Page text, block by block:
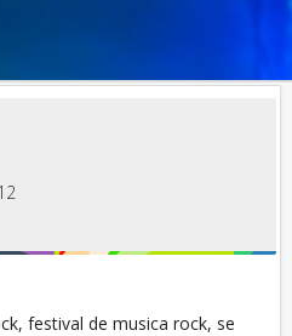
festival de musica rock, se